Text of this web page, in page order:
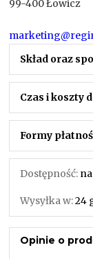
99-400 Łowicz
Skład oraz
Czas i koszty
Formy
Dostępność:
Wysyłka w:24
Opinie o